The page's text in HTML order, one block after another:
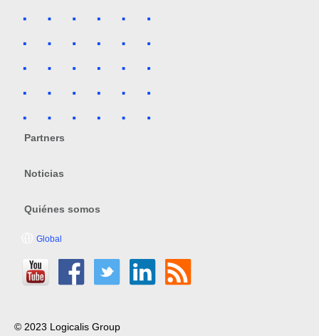
Partners
Noticias
Quiénes somos
Global
© 2023 Logicalis Group